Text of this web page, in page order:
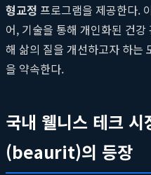
형교정 프로그램을 제공한다.
어, 기술을 통해 개인화된 건
해 삶의 질을 개선하고자 하는
을 약속한다.
국내 웰니스 테크
(beaurit)의 등장